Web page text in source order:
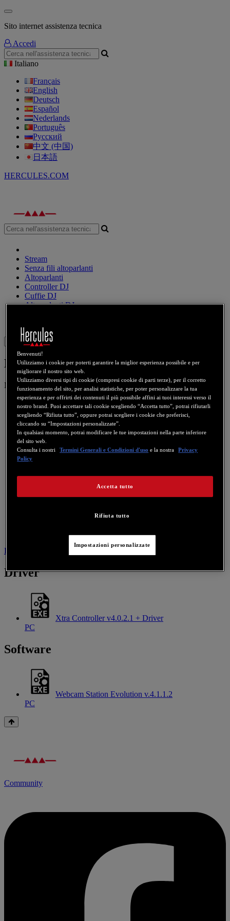
Sito internet assistenza tecnica
Accedi
Italiano
Français
English
Deutsch
Español
Nederlands
Português
Русский
中文 (中国)
日本語
HERCULES.COM
Stream
Senza fili altoparlanti
Altoparlanti
Controller DJ
Cuffie DJ
Altoparlanti DJ
Hercules HD Exchange V2
Numero prodotto 4780708 4781034
Driver Contattaci per questo prodotto
Driver
Xtra Controller v4.0.2.1 + Driver
PC
Software
Webcam Station Evolution v.4.1.1.2
PC
Community
Benvenuti!
Utilizziamo i cookie per poterti garantire la miglior esperienza possibile e per
migliorare il nostro sito web.
Utilizziamo diversi tipi di cookie (compresi cookie di parti terze), per il corretto
funzionamento del sito, per analisi statistiche, per poter personalizzare la tua
esperienza e per offrirti dei contenuti il più possibile affini ai tuoi interessi verso il
nostro brand. Puoi accettare tali cookie scegliendo “Accetta tutto”, potrai rifiutarli
scegliendo “Rifiuta tutto”, oppure potrai scegliere i cookie che preferisci,
cliccando su “Impostazioni personalizzate”.
In qualsiasi momento, potrai modificare le tue impostazioni nella parte inferiore
del sito web.
Consulta i nostri
Termini Generali e Condizioni d'uso e la nostra
Privacy
Policy
Rifiuta tutto
Accetta tutto
Impostazioni personalizzate